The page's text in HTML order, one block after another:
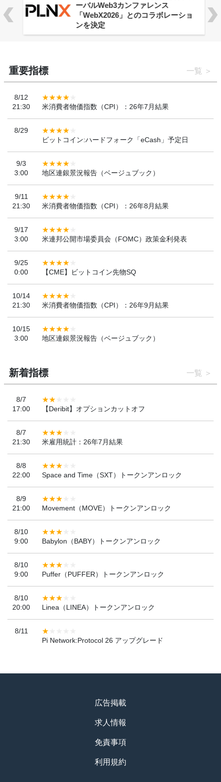
ーバルWeb3カンファレンス
「WebX2026」とのコラボレーショ
ンを決定
重要指標 一覧
8/12
21:30
米消費者物価指数（CPI）：26年7月結果
8/29
ビットコイン:ハードフォーク「eCash」予定日
9/3
3:00
地区連銀景況報告（ベージュブック）
9/11
21:30
米消費者物価指数（CPI）：26年8月結果
9/17
3:00
米連邦公開市場委員会（FOMC）政策金利発表
9/25
0:00
【CME】ビットコイン先物SQ
10/14
21:30
米消費者物価指数（CPI）：26年9月結果
10/15
3:00
地区連銀景況報告（ベージュブック）
新着指標 一覧
8/7
17:00
【Deribit】オプションカットオフ
8/7
21:30
米雇用統計：26年7月結果
8/8
22:00
Space and Time（SXT）トークンアンロック
8/9
21:00
Movement（MOVE）トークンアンロック
8/10
9:00
Babylon（BABY）トークンアンロック
8/10
9:00
Puffer（PUFFER）トークンアンロック
8/10
20:00
Linea（LINEA）トークンアンロック
8/11
Pi Network:Protocol 26 アップグレード
広告掲載
求人情報
免責事項
利用規約